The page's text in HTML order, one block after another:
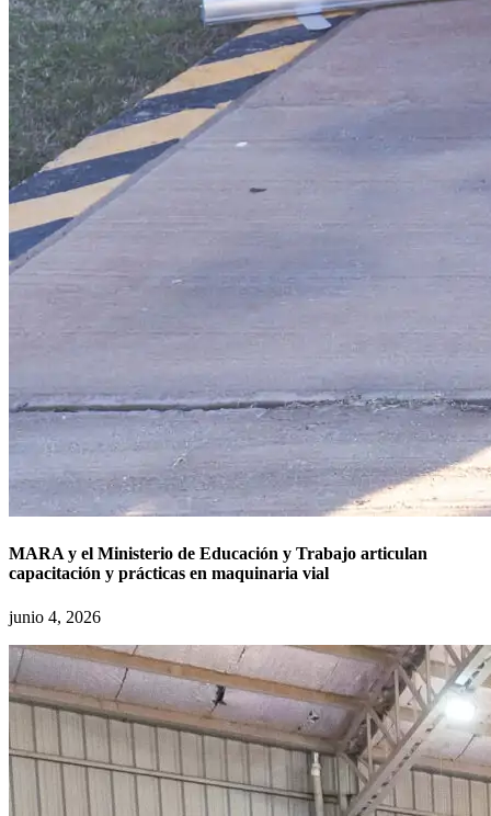
MARA y el Ministerio de Educación y Trabajo articulan
capacitación y prácticas en maquinaria vial
junio 4, 2026